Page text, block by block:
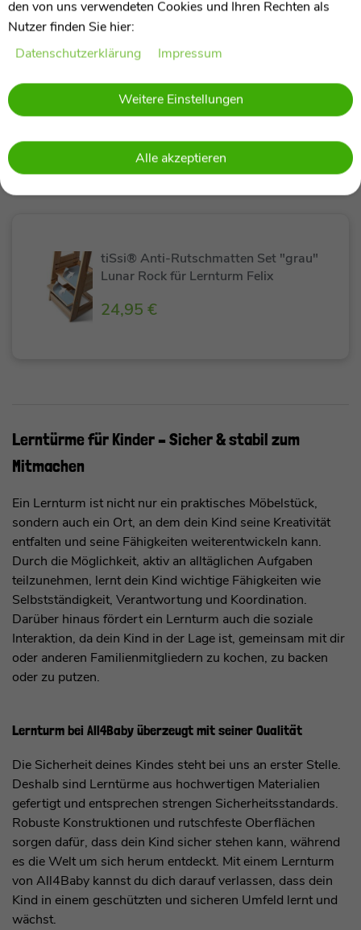
Tissi Aufbewahrungs-Box für tiSsi®
Lernturm Entdeckerturm Felix
29,95 €
tiSsi® Anti-Rutschmatten Set "grau"
Lunar Rock für Lernturm Felix
24,95 €
Lerntürme für Kinder – Sicher & stabil zum
Mitmachen
Ein Lernturm ist nicht nur ein praktisches Möbelstück,
sondern auch ein Ort, an dem dein Kind seine Kreativität
entfalten und seine Fähigkeiten weiterentwickeln kann.
Durch die Möglichkeit, aktiv an alltäglichen Aufgaben
teilzunehmen, lernt dein Kind wichtige Fähigkeiten wie
Selbstständigkeit, Verantwortung und Koordination.
Darüber hinaus fördert ein Lernturm auch die soziale
Interaktion, da dein Kind in der Lage ist, gemeinsam mit dir
oder anderen Familienmitgliedern zu kochen, zu backen
oder zu putzen.
Lernturm bei All4Baby überzeugt mit seiner Qualität
Die Sicherheit deines Kindes steht bei uns an erster Stelle.
Deshalb sind Lerntürme aus hochwertigen Materialien
gefertigt und entsprechen strengen Sicherheitsstandards.
Robuste Konstruktionen und rutschfeste Oberflächen
sorgen dafür, dass dein Kind sicher stehen kann, während
es die Welt um sich herum entdeckt. Mit einem Lernturm
von All4Baby kannst du dich darauf verlassen, dass dein
Kind in einem geschützten und sicheren Umfeld lernt und
wächst.
den von uns verwendeten Cookies und Ihren Rechten als
Nutzer finden Sie hier:
Daten­schutz­erklärung
Impressum
Weitere Einstellungen
Alle akzeptieren